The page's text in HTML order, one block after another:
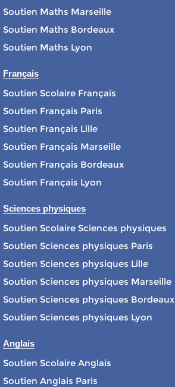
Soutien Maths Marseille
Soutien Maths Bordeaux
Soutien Maths Lyon
Français
Soutien Scolaire Français
Soutien Français Paris
Soutien Français Lille
Soutien Français Marseille
Soutien Français Bordeaux
Soutien Français Lyon
Sciences physiques
Soutien Scolaire Sciences physiques
Soutien Sciences physiques Paris
Soutien Sciences physiques Lille
Soutien Sciences physiques Marseille
Soutien Sciences physiques Bordeaux
Soutien Sciences physiques Lyon
Anglais
Soutien Scolaire Anglais
Soutien Anglais Paris